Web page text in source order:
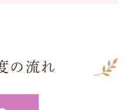
の流れ